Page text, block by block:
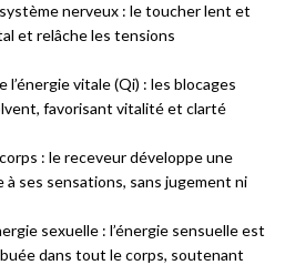
nerveux : le toucher lent et
et relâche les tensions
vitale (Qi) : les blocages
favorisant vitalité et clarté
: le receveur développe une
ses sensations, sans jugement ni
sexuelle : l’énergie sensuelle est
dans tout le corps, soutenant